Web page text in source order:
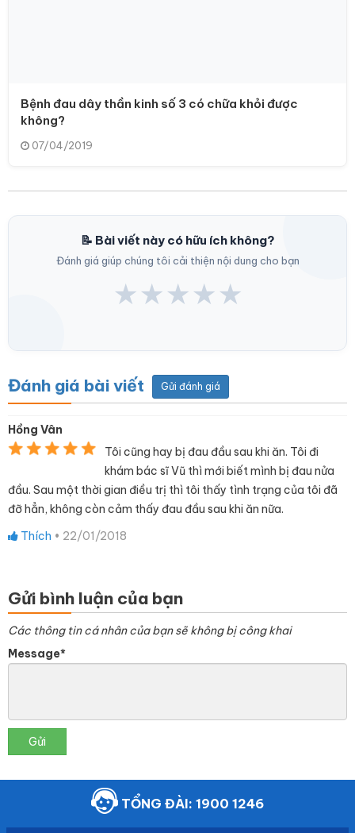
Bệnh đau dây thần kinh số 3 có chữa khỏi được
không?
07/04/2019
📝 Bài viết này có hữu ích không?
Đánh giá giúp chúng tôi cải thiện nội dung cho bạn
★★★★★
Đánh giá bài viết Gửi đánh giá
Hồng Vân
Tôi cũng hay bị đau đầu sau khi ăn. Tôi đi
khám bác sĩ Vũ thì mới biết mình bị đau nửa
đầu. Sau một thời gian điều trị thì tôi thấy tình trạng của tôi đã
đỡ hẳn, không còn cảm thấy đau đầu sau khi ăn nữa.
Thích • 22/01/2018
Gửi bình luận của bạn
Các thông tin cá nhân của bạn sẽ không bị công khai
Message*
Gửi
TỔNG ĐÀI: 1900 1246